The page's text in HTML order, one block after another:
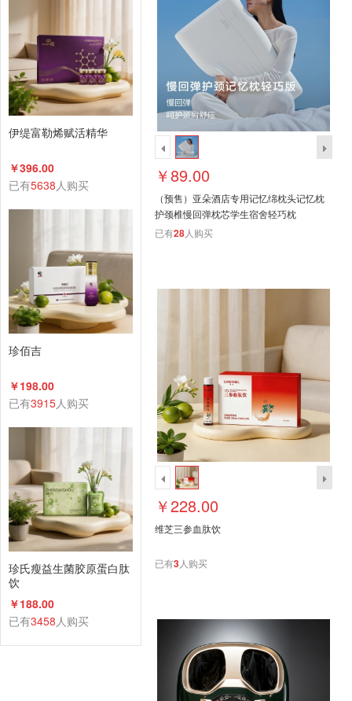
伊缇富勒烯赋活精华
￥396.00
已有5638人购买
珍佰吉
￥198.00
已有3915人购买
珍氏瘦益生菌胶原蛋白肽
饮
￥188.00
已有3458人购买
￥89.00
（预售）亚朵酒店专用记忆绵枕头记忆枕
护颈椎慢回弹枕芯学生宿舍轻巧枕
已有28人购买
￥228.00
维芝三参血肽饮
已有3人购买